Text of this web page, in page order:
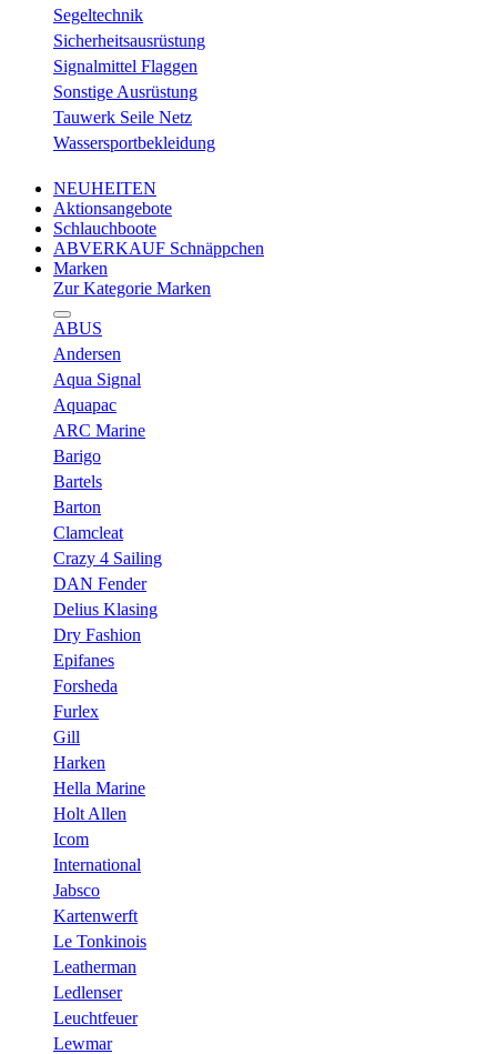
Segeltechnik
Sicherheitsausrüstung
Signalmittel Flaggen
Sonstige Ausrüstung
Tauwerk Seile Netz
Wassersportbekleidung
NEUHEITEN
Aktionsangebote
Schlauchboote
ABVERKAUF Schnäppchen
Marken
Zur Kategorie Marken
ABUS
Andersen
Aqua Signal
Aquapac
ARC Marine
Barigo
Bartels
Barton
Clamcleat
Crazy 4 Sailing
DAN Fender
Delius Klasing
Dry Fashion
Epifanes
Forsheda
Furlex
Gill
Harken
Hella Marine
Holt Allen
Icom
International
Jabsco
Kartenwerft
Le Tonkinois
Leatherman
Ledlenser
Leuchtfeuer
Lewmar